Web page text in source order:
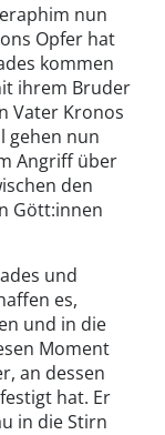
nun
Opfer hat
kommen
ihrem Bruder
Vater Kronos
gehen nun
Angriff über
den
Gött:innen
und
es,
und in die
Moment
an dessen
hat. Er
in die Stirn